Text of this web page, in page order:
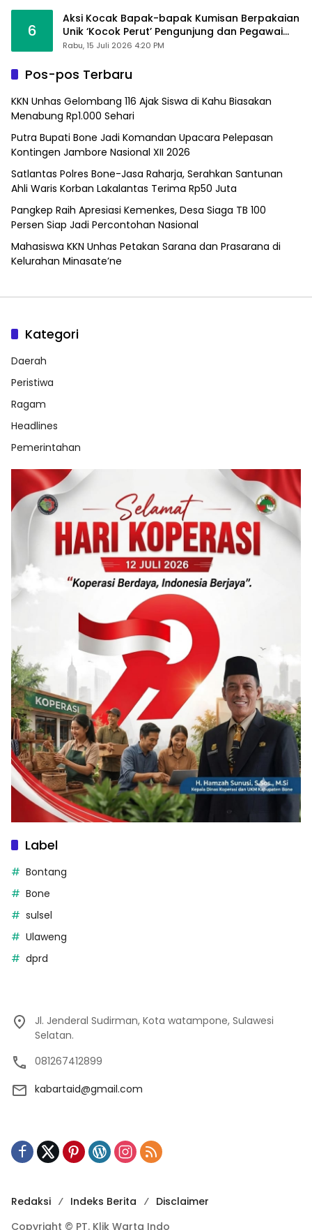
6
Aksi Kocak Bapak-bapak Kumisan Berpakaian
Unik ‘Kocok Perut’ Pengunjung dan Pegawai
Alfamart, Ngaku Aktifkan Layar Sentuh Atm
Rabu, 15 Juli 2026 4:20 PM
Pos-pos Terbaru
KKN Unhas Gelombang 116 Ajak Siswa di Kahu Biasakan
Menabung Rp1.000 Sehari
Putra Bupati Bone Jadi Komandan Upacara Pelepasan
Kontingen Jambore Nasional XII 2026
Satlantas Polres Bone-Jasa Raharja, Serahkan Santunan
Ahli Waris Korban Lakalantas Terima Rp50 Juta
Pangkep Raih Apresiasi Kemenkes, Desa Siaga TB 100
Persen Siap Jadi Percontohan Nasional
Mahasiswa KKN Unhas Petakan Sarana dan Prasarana di
Kelurahan Minasate’ne
Kategori
Daerah
Peristiwa
Ragam
Headlines
Pemerintahan
Label
Bontang
Bone
sulsel
Ulaweng
dprd
Jl. Jenderal Sudirman, Kota watampone, Sulawesi
Selatan.
081267412899
kabartaid@gmail.com
Redaksi Indeks Berita
Disclaimer
Copyright © PT. Klik Warta Indo